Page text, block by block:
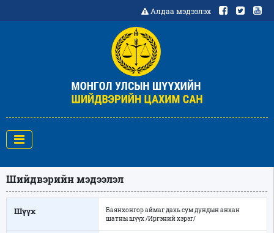
Алдаа мэдээлэх
Шийдвэрийн мэдээлэл
Шүүх
Баянхонгор аймаг дахь сум дундын анхан
шатны шүүх /Иргэний хэрэг/